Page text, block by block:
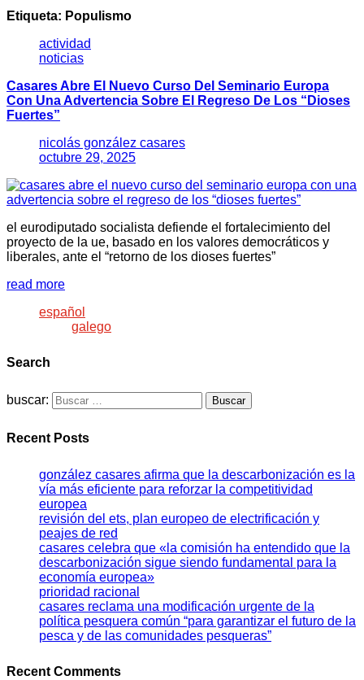
Etiqueta: Populismo
actividad
noticias
Casares Abre El Nuevo Curso Del Seminario Europa
Con Una Advertencia Sobre El Regreso De Los “dioses
Fuertes”
nicolás gonzález casares
octubre 29, 2025
el eurodiputado socialista defiende el fortalecimiento del
proyecto de la ue, basado en los valores democráticos y
liberales, ante el “retorno de los dioses fuertes”
read more
español
galego
Search
buscar:
Recent Posts
gonzález casares afirma que la descarbonización es la
vía más eficiente para reforzar la competitividad
europea
revisión del ets, plan europeo de electrificación y
peajes de red
casares celebra que «la comisión ha entendido que la
descarbonización sigue siendo fundamental para la
economía europea»
prioridad racional
casares reclama una modificación urgente de la
política pesquera común “para garantizar el futuro de la
pesca y de las comunidades pesqueras”
Recent Comments